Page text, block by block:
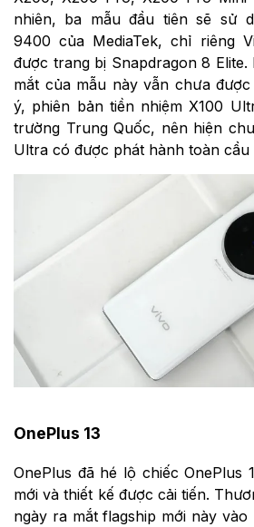
nhiên, ba mẫu đầu tiên sẽ sử
9400 của MediaTek, chỉ riêng
được trang bị Snapdragon 8
mắt của mẫu này vẫn chưa
ý, phiên bản tiền nhiệm X100
trường Trung Quốc, nên hiện
Ultra có được phát hành toàn cầu
OnePlus 13
OnePlus đã hé lộ chiếc OnePlus
mới và thiết kế được cải tiến.
ngày ra mắt flagship mới này vào